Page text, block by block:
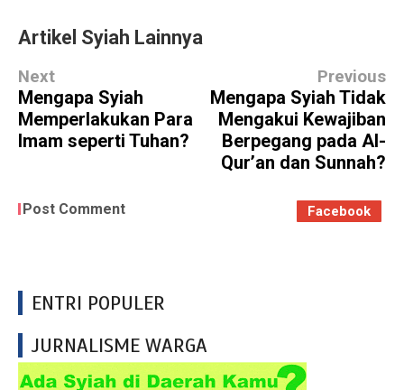
Artikel Syiah Lainnya
Next
Mengapa Syiah
Memperlakukan Para
Imam seperti Tuhan?
Previous
Mengapa Syiah Tidak
Mengakui Kewajiban
Berpegang pada Al-
Qur’an dan Sunnah?
Post Comment Facebook
ENTRI POPULER
JURNALISME WARGA